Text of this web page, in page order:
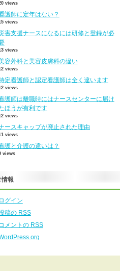
views
護師に定年はない？
views
害支援ナースになるには研修と登録が必
views
容外科と美容皮膚科の違い
views
定看護師と認定看護師は全く違います
views
護師は離職時にはナースセンターに届け
ほうが有利です
views
ースキャップが廃止された理由
views
護と介護の違いは？
views
情報
グイン
稿の RSS
メントの RSS